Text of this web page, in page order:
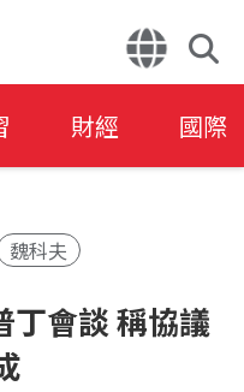
財經 國際
魏科夫
丁會談 稱協議